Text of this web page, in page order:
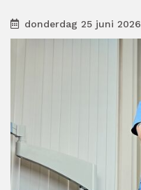
donderdag 25 juni 2026